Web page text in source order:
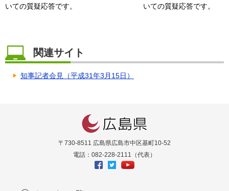
いての質疑応答です。
いての質疑応答です。
関連サイト
知事記者会見（平成31年3月15日）
〒730-8511 広島県広島市中区基町10-52
電話：082-228-2111（代表）